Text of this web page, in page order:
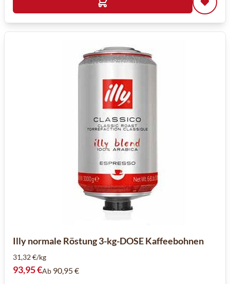
Illy normale Röstung 3-kg-DOSE Kaffeebohnen
31,32 €/kg
93,95 €Ab 90,95 €